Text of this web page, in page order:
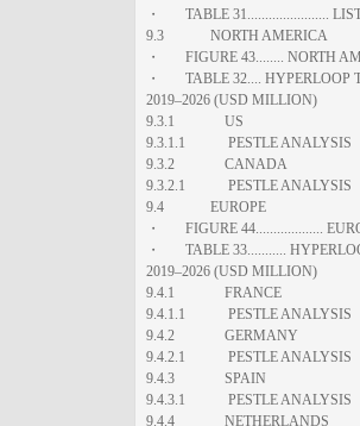
・ TABLE 31.......................
9.3 NORTH AMERICA
・ FIGURE 43........ NORTH
・ TABLE 32.... HYPERLOOP
2019–2026 (USD MILLION)
9.3.1 US
9.3.1.1 PESTLE ANALYSIS
9.3.2 CANADA
9.3.2.1 PESTLE ANALYSIS
9.4 EUROPE
・ FIGURE 44...................
・ TABLE 33...........
2019–2026 (USD MILLION)
9.4.1 FRANCE
9.4.1.1 PESTLE ANALYSIS
9.4.2 GERMANY
9.4.2.1 PESTLE ANALYSIS
9.4.3 SPAIN
9.4.3.1 PESTLE ANALYSIS
9.4.4 NETHERLANDS